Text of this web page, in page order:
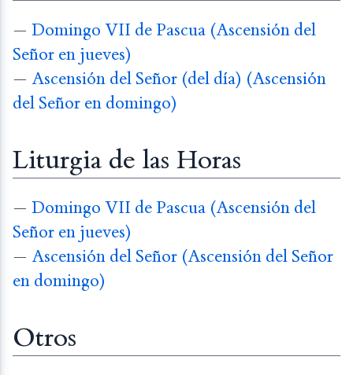
— Domingo VII de Pascua (Ascensión del
Señor en jueves)
— Ascensión del Señor (del día) (Ascensión
del Señor en domingo)
Liturgia de las Horas
— Domingo VII de Pascua (Ascensión del
Señor en jueves)
— Ascensión del Señor (Ascensión del Señor
en domingo)
Otros